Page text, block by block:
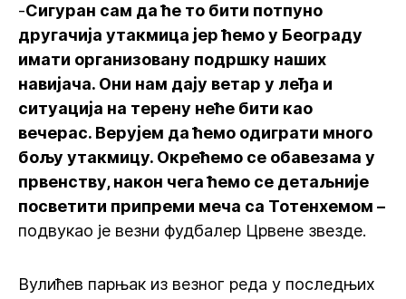
-Сигуран сам да ће то бити потпуно
другачија утакмица јер ћемо у Београду
имати организовану подршку наших
навијача. Они нам дају ветар у леђа и
ситуација на терену неће бити као
вечерас. Верујем да ћемо одиграти много
бољу утакмицу. Окрећемо се обавезама у
првенству, након чега ћемо се детаљније
посветити припреми меча са Тотенхемом –
подвукао је везни фудбалер Црвене звезде.
Вулићев парњак из везног реда у последњих